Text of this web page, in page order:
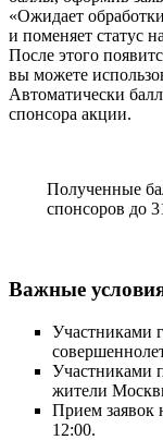
«Ожидает
и поменяет статус
После этого
вы можете
Автоматически
спонсора акции.
Полученные
спонсоров до
Важные
Участниками
Участниками
жители
Прием заявок
12:00.